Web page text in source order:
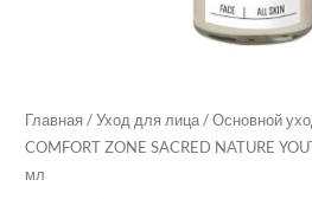
Главная /Уход для лица /Основной
COMFORT ZONE SACRED NATURE
мл